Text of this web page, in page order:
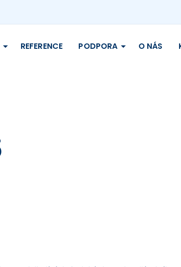
REFERENCE PODPORA O NÁS